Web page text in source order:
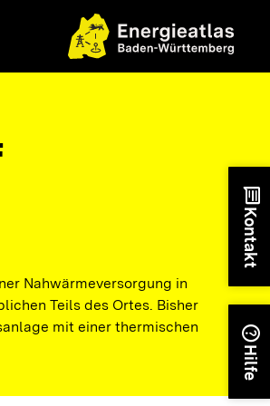
Nahwärmeversorgung in
Teils des Ortes. Bisher
mit einer thermischen
chat
Kontakt
help
Hilfe